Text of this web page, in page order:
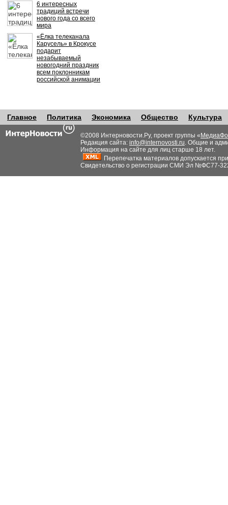
6 интересных
традиций встречи
нового года со всего
мира
«Ёлка телеканала
Карусель» в Крокусе
подарит
незабываемый
новогодний праздник
всем поклонникам
российской анимации
Главное Политика Экономика Общество Культура
©2008 Интерновости.Ру, проект группы «
Редакция сайта: info@internovosti.ru. Общие и
Информация на сайте для лиц старше 18 лет.
Перепечатка материалов допускается
Свидетельство о регистрации СМИ Эл №ФС77-